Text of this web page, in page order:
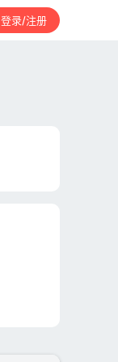
登录/注册